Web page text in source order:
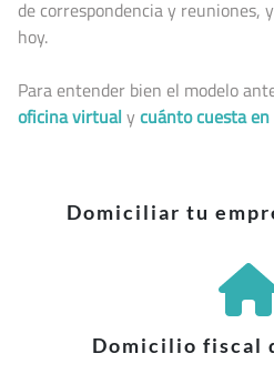
de correspondencia y reuniones,
hoy.
Para entender bien el modelo
oficina virtual ycuánto cuesta en
Domiciliar tu
Domicilio fiscal